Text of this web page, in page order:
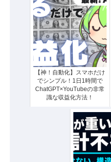
【神！自動化】スマホだけ
でシンプル！1日1時間で
ChatGPT×YouTubeの非常
識な収益化方法！